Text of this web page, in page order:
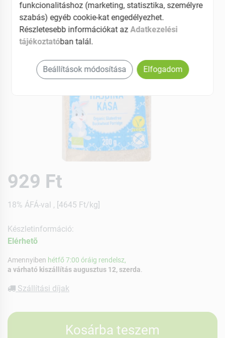
929 Ft
18% ÁFÁ-val , [4645 Ft/kg]
Készletinformáció:
Elérhetõ
Amennyiben hétfő 7:00 óráig rendelsz,
a várható kiszállítás augusztus 12, szerda
Szállítási díjak
Kosárba teszem
funkcionalitáshoz (marketing, statisztika, személyre
szabás) egyéb cookie-kat engedélyezhet.
Részletesebb információkat azAdatkezelési
tájékoztatóban talál.
Beállítások módosítása Elfogadom